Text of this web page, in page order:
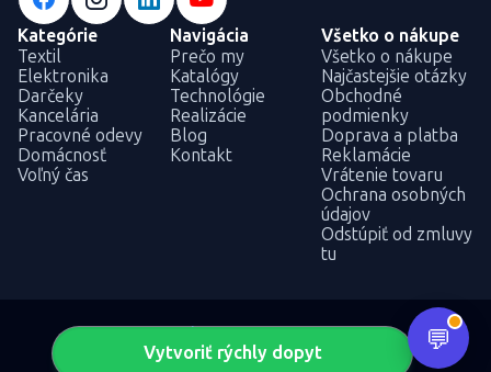
Vytvoriť rýchly dopyt
Kategórie
Textil
Elektronika
Darčeky
Kancelária
Pracovné odevy
Domácnosť
Voľný čas
Navigácia
Prečo my
Katalógy
Technológie
Realizácie
Blog
Kontakt
Všetko o nákupe
Všetko o nákupe
Najčastejšie otázky
Obchodné
podmienky
Doprava a platba
Reklamácie
Vrátenie tovaru
Ochrana osobných
údajov
Odstúpiť od zmluvy
tu